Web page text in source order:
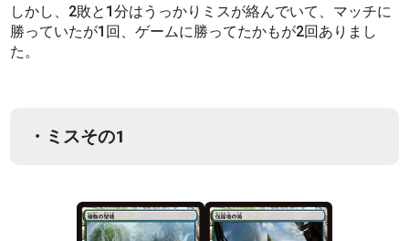
しかし、2敗と1分はうっかりミスが絡んでいて、マッチに
勝っていたが1回、ゲームに勝ってたかもが2回ありまし
た。
・ミスその1